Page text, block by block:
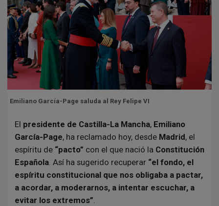
Emiliano García-Page saluda al Rey Felipe VI
El presidente de Castilla-La Mancha, Emiliano
García-Page, ha reclamado hoy, desde Madrid, el
espíritu de “pacto” con el que nació la Constitución
Española. Así ha sugerido recuperar “el fondo, el
espíritu constitucional que nos obligaba a pactar,
a acordar, a moderarnos, a intentar escuchar, a
evitar los extremos”.